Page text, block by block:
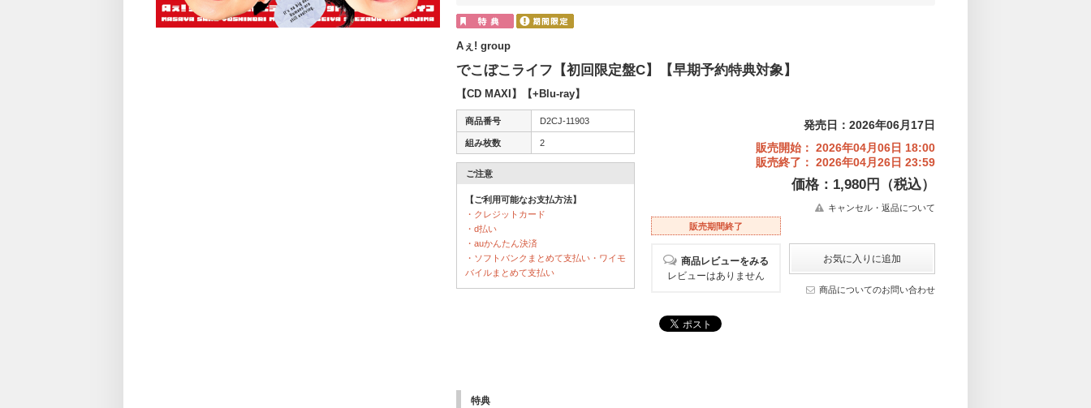
Aぇ! group
でこぼこライフ【初回限定盤C】【早期予約特典対象】
【CD MAXI】【+Blu-ray】
商品番号 D2CJ-11903
組み枚数 2
ご注意
【ご利用可能なお支払方法】
・クレジットカード
・d払い
・auかんたん決済
・ソフトバンクまとめて支払い・ワイモ
バイルまとめて支払い
発売日：2026年06月17日
販売開始： 2026年04月06日 18:00
販売終了： 2026年04月26日 23:59
価格：1,980円（税込）
販売期間終了
キャンセル・返品について
商品レビューをみる
レビューはありません
商品についてのお問い合わせ
特典